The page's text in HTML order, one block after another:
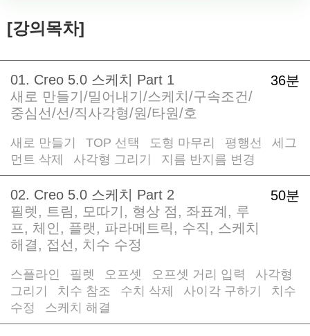
[강의목차]
36분
01. Creo 5.0 스케치 Part 1
새로 만들기/밀어내기/스케치/구속조건/
중심선/선/직사각형/원/타원/호
새로 만들기 TOP 선택 도형 마무리 평행선
세그
먼트 삭제
사각형 그리기 지름 반지름 변경
50분
02. Creo 5.0 스케치 Part 2
필렛, 트림, 모따기, 형상 점, 좌표계, 루
프, 체인, 플랫, 파라메트릭, 수직, 스케치
해결, 접선, 치수 수정
스플라인 필렛 오프셋 오프셋 거리 입력
사각형
그리기
치수 참조 수치 삭제 사이각 구하기
치수
수정
스케치 해결